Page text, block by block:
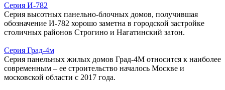
Серия И-782
Серия высотных панельно-блочных домов, получившая
обозначение И-782 хорошо заметна в городской застройке
столичных районов Строгино и Нагатинский затон.
Серия Град-4м
Серия панельных жилых домов Град-4М относится к наиболее
современным – ее строительство началось Москве и
московской области с 2017 года.